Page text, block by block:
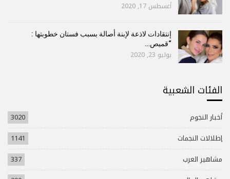
أغسطس 17, 2020
إنتقادات لاذعة لإبنة أصالة بسبب فستان خطوبتها :
“قميص…
يوليو 23, 2020
الفئات الشعبية
أخبار النجوم
3020
إطلالات النجمات
1141
مشاهير العرب
337